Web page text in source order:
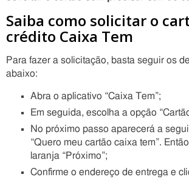
Saiba como solicitar o
crédito Caixa Tem
Para fazer a solicitação, basta seguir os
abaixo:
Abra o aplicativo “Caixa Tem”;
Em seguida, escolha a opção
No próximo passo aparecerá a
“Quero meu cartão caixa tem”.
laranja “Próximo”;
Confirme o endereço de entrega e